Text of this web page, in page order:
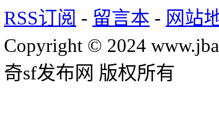
RSS订阅 - 留言本 - 网站
Copyright © 2024
奇sf发布网 版权所有